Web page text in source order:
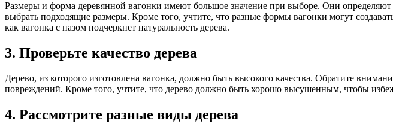
Размеры и форма деревянной вагонки имеют большое значение при выборе. Они
выбрать подходящие размеры. Кроме того, учтите, что разные формы вагонки могут
как вагонка с пазом подчеркнет натуральность дерева.
3. Проверьте качество дерева
Дерево, из которого изготовлена вагонка, должно быть высокого качества. Обратите
повреждений. Кроме того, учтите, что дерево должно быть хорошо высушенным, чтобы
4. Рассмотрите разные виды дерева